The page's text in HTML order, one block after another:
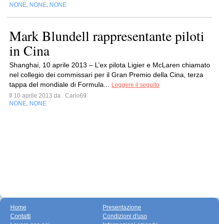
NONE NONE NONE
Mark Blundell rappresentante piloti
in Cina
Shanghai, 10 aprile 2013 – L’ex pilota Ligier e McLaren chiamato
nel collegio dei commissari per il Gran Premio della Cina, terza
tappa del mondiale di Formula...
Leggere il seguito
Il 10 aprile 2013 da
Carlo69
NONE NONE
Home
Contatti
Presentazione
Condizioni d'uso